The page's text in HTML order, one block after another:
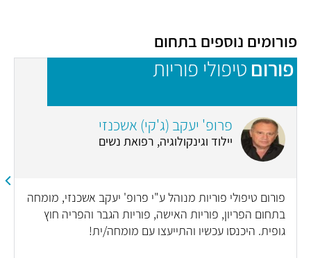
פורומים נוספים בתחום
פורום טיפולי פוריות
פרופ' יעקב (ג'קי) אשכנזי
יילוד וגינקולוגיה, רפואת נשים
פורום טיפולי פוריות מנוהל ע"י פרופ' יעקב אשכנזי, מומחה
בתחום הפריון, פוריות האישה, פוריות הגבר והפריה חוץ
גופית. היכנסו עכשיו והתייעצו עם מומחה/ית!